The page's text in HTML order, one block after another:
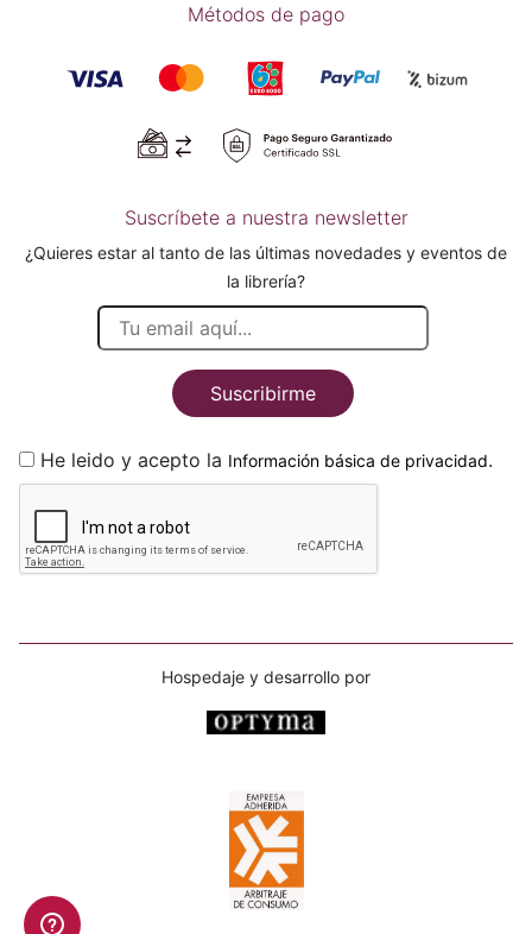
Métodos de pago
Suscríbete a nuestra newsletter
¿Quieres estar al tanto de las últimas novedades y eventos de
la librería?
Suscribirme
He leido y acepto la Información básica de privacidad.
Hospedaje y desarrollo por